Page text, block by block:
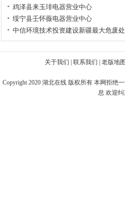
鸡泽县来玉琲电器营业中心
绥宁县壬怀薇电器营业中心
中信环境技术投资建设新疆最大危废
关于我们 联系我们 老版地图
Copyright 2020 湖北在线 版权所有 本网拒绝
息 欢迎纠